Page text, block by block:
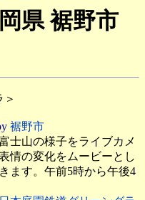
県 裾野市
裾野市
士山の様子をライブカメ
情の変化をムービーとし
ます。午前5時から午後4